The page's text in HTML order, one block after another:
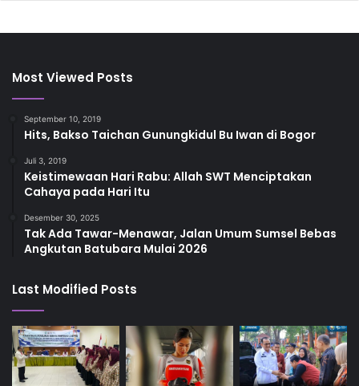
Most Viewed Posts
September 10, 2019
Hits, Bakso Taichan Gunungkidul Bu Iwan di Bogor
Juli 3, 2019
Keistimewaan Hari Rabu: Allah SWT Menciptakan
Cahaya pada Hari Itu
Desember 30, 2025
Tak Ada Tawar-Menawar, Jalan Umum Sumsel Bebas
Angkutan Batubara Mulai 2026
Last Modified Posts